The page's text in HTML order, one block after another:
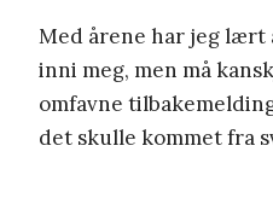
Med årene har jeg lært
inni meg, men må
omfavne
det skulle kommet fra